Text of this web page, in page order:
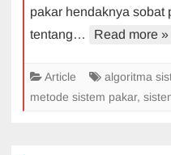
pakar hendaknya sobat
tentang…
Read more »
Article algoritma
metode sistem pakar,